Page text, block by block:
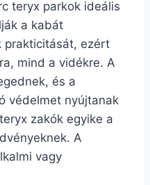
teryx parkok ideális
a kabát
prakticitását, ezért
mind a vidékre. A
és a
védelmet nyújtanak
zakók egyike a
A
vagy